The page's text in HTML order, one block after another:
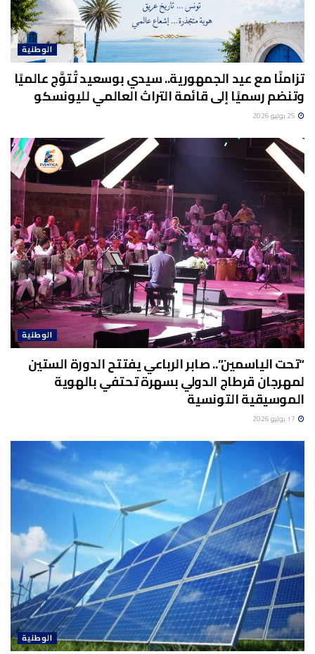
الوطنية
تزامنًا مع عيد الجمهورية.. سيدي بوسعيد تُتوَّج عالميًا
وتنضم رسميًا إلى قائمة التراث العالمي لليونسكو
الوطنية
“تحت الياسمين”.. صابر الرباعي يفتتح الدورة الستين
لمهرجان قرطاج الدولي بسهرة تحتفي بالهوية
الموسيقية التونسية
الوطنية